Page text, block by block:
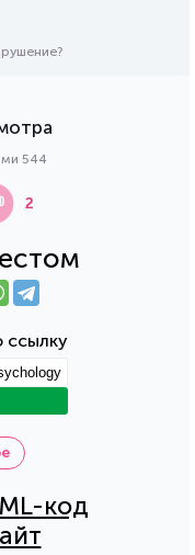
код
ссылку
544
2